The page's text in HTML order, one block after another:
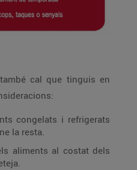
cal que tinguis en
congelats i refrigerats
la resta.
aliments al costat dels